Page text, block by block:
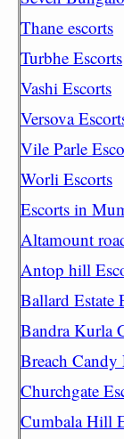
Thane escorts
Turbhe Escorts
Vashi Escorts
Versova
Vile Parle
Worli Escorts
Escorts in
Altamount
Antop hill
Ballard Estate
Bandra Kurla
Breach Candy
Churchgate
Cumbala Hill